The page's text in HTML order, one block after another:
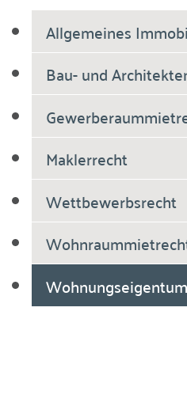
Allgemeines
Bau- und
Maklerrecht
Wettbewerbsrecht